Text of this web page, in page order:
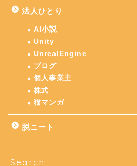
法人ひとり
AI小説
Unity
UnrealEngine
ブログ
個人事業主
株式
猫マンガ
脱ニート
Search